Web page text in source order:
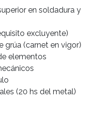
en soldadura y
excluyente)
grúa (carnet en vigor)
elementos
(20 hs del metal)